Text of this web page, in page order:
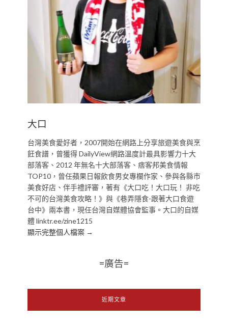
大口
台灣美食愛好者，2007開始在網路上分享旅遊美食與烹
飪食譜，曾獲得 DailyView網路溫度計最具影響力十大
部落客、2012 年無名十大部落客、痞客邦美食情報
TOP10，曾任蘋果日報飲食男女專欄作家、參與各縣市
美食好店、伴手禮評審，著有《大口吃！大口玩！ 非吃
不可的台灣美食攻略！》與《巷弄隱食-跟著大口食遊
台中》兩本書，現任台灣自媒體協會監事。大口的自媒
體 linktr.ee/zine1215
顯示完整個人檔案 →
=廣告=
近期文章